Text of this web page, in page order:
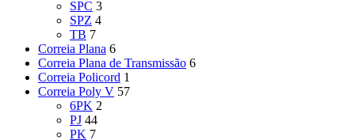
SPC 3
SPZ 4
TB 7
Correia Plana 6
Correia Plana de Transmissão 6
Correia Policord 1
Correia Poly V 57
6PK 2
PJ 44
PK 7